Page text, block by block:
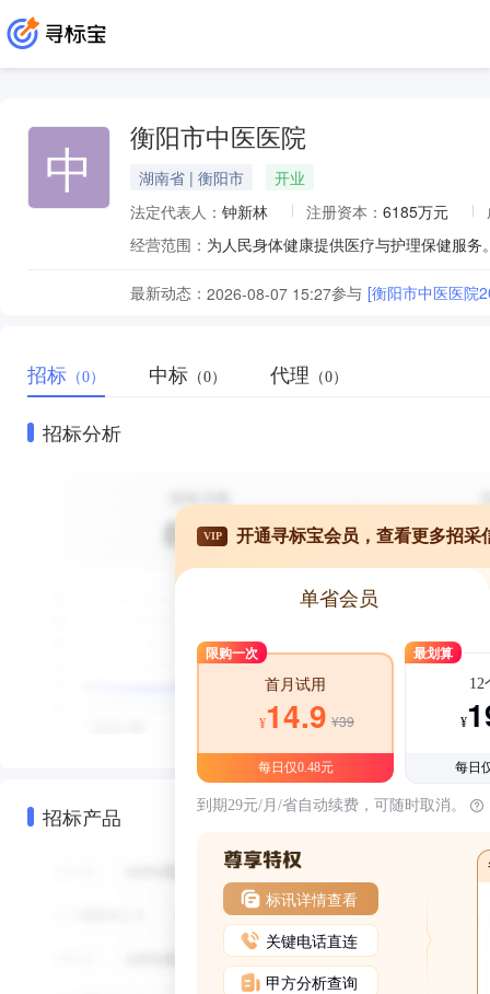
中 衡阳市中医医院
湖南省 | 衡阳市
开业
法定代表人： 钟新林 注册资本： 6185万元
经营范围： 为人民身体健康提供医疗与护理保健服
最新动态： 2026-08-07 15:27参与 [衡阳市中医医院
招标 （0） 中标 （0） 代理 （0）
招标分析
招标产品
VIP 开通寻标宝会员，查看更多招采
单省会员
限购一次
首月试用
¥14.9 ¥39
每日仅0.48元
最划算
12
¥
每日
到期29元/月/省自动续费，可随时取消。
标讯详情查看
关键电话直连
甲方分析查询